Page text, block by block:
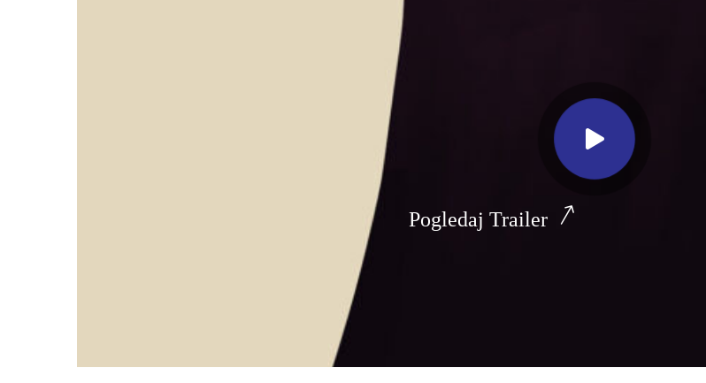
Pogledaj Trailer